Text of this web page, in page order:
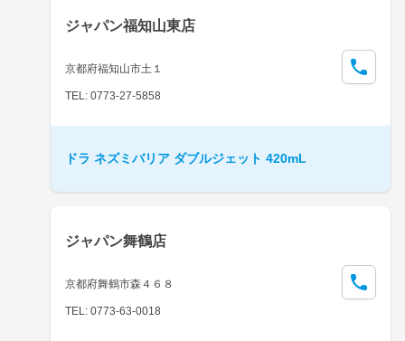
ジャパン福知山東店
京都府福知山市土１
TEL: 0773-27-5858
ドラ ネズミバリア ダブルジェット 420mL
ジャパン舞鶴店
京都府舞鶴市森４６８
TEL: 0773-63-0018